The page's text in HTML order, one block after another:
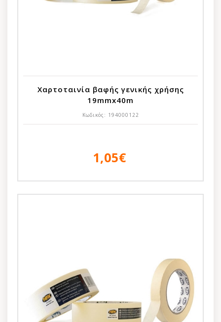
Χαρτοταινία βαφής γενικής χρήσης
19mmx40m
Κωδικός: 194000122
1,05€